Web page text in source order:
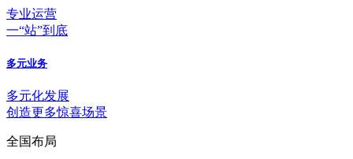
专业运营
一“站”到底
多元业务
多元化发展
创造更多惊喜场景
全国布局